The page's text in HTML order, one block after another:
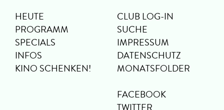
HEUTE
PROGRAMM
SPECIALS
INFOS
KINO SCHENKEN!
CLUB LOG-IN
SUCHE
IMPRESSUM
DATENSCHUTZ
MONATSFOLDER
FACEBOOK